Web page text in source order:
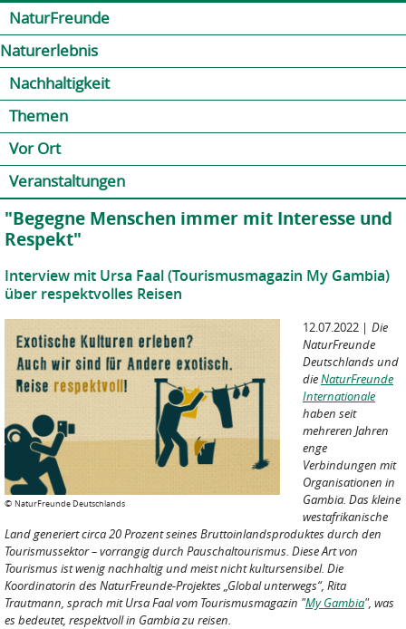
NaturFreunde
Naturerlebnis
Nachhaltigkeit
Themen
Vor Ort
Veranstaltungen
"Begegne Menschen immer mit Interesse und
Respekt"
Interview mit Ursa Faal (Tourismusmagazin My Gambia)
über respektvolles Reisen
© NaturFreunde Deutschlands
12.07.2022 | Die
NaturFreunde
Deutschlands und
dieNaturFreunde
Internationale
haben seit
mehreren Jahren
enge
Verbindungen mit
Organisationen in
Gambia. Das kleine
westafrikanische
Land generiert circa 20 Prozent seines Bruttoinlandsproduktes durch den
Tourismussektor – vorrangig durch Pauschaltourismus. Diese Art von
Tourismus ist wenig nachhaltig und meist nicht kultursensibel. Die
Koordinatorin des NaturFreunde-Projektes „Global unterwegs“, Rita
Trautmann, sprach mit Ursa Faal vom Tourismusmagazin "My Gambia", was
es bedeutet, respektvoll in Gambia zu reisen.